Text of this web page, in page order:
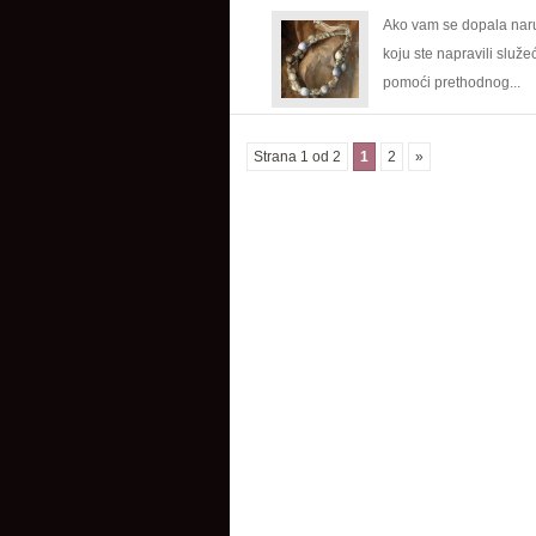
Ako vam se dopala
koju ste napravili
pomoći prethodnog...
Strana 1 od 2 1 2 »